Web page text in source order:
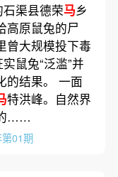
渠县德荣马乡
高原鼠兔的尸
曾大规模投下毒
鼠兔“泛滥”并
的结果。 一面
特洪峰。自然界
……
第01期